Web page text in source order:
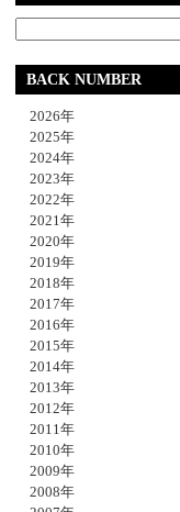
BACK NUMBER
2026年
2025年
2024年
2023年
2022年
2021年
2020年
2019年
2018年
2017年
2016年
2015年
2014年
2013年
2012年
2011年
2010年
2009年
2008年